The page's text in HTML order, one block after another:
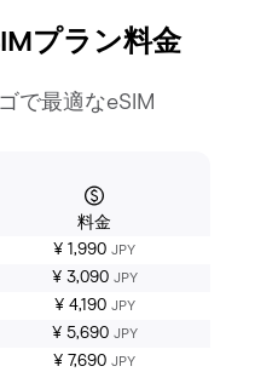
プラン料金
で最適なeSIM
料金
¥ 1,990 JPY
¥ 3,090 JPY
¥ 4,190 JPY
¥ 5,690 JPY
¥ 7,690 JPY